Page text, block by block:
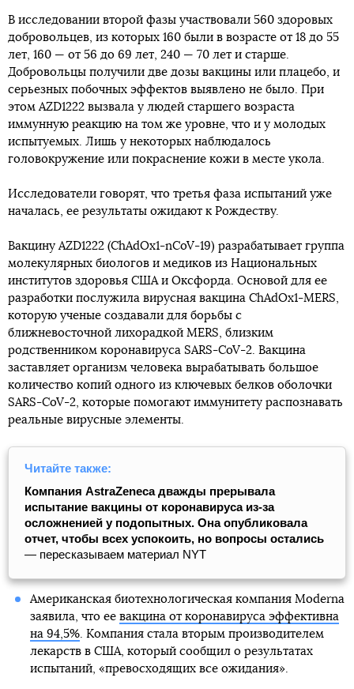
В исследовании второй фазы участвовали 560 здоровых
добровольцев, из которых 160 были в возрасте от 18 до 55
лет, 160 — от 56 до 69 лет, 240 — 70 лет и старше.
Добровольцы получили две дозы вакцины или плацебо, и
серьезных побочных эффектов выявлено не было. При
этом AZD1222 вызвала у людей старшего возраста
иммунную реакцию на том же уровне, что и у молодых
испытуемых. Лишь у некоторых наблюдалось
головокружение или покраснение кожи в месте укола.
Исследователи говорят, что третья фаза испытаний уже
началась, ее результаты ожидают к Рождеству.
Вакцину AZD1222 (ChAdOx1-nCoV-19) разрабатывает группа
молекулярных биологов и медиков из Национальных
институтов здоровья США и Оксфорда. Основой для ее
разработки послужила вирусная вакцина ChAdOx1-MERS,
которую ученые создавали для борьбы с
ближневосточной лихорадкой MERS, близким
родственником коронавируса SARS-CoV-2. Вакцина
заставляет организм человека вырабатывать большое
количество копий одного из ключевых белков оболочки
SARS-CoV-2, которые помогают иммунитету распознавать
реальные вирусные элементы.
Читайте также:
Компания AstraZeneca дважды прерывала
испытание вакцины от коронавируса из-за
осложненией у подопытных. Она опубликовала
отчет, чтобы всех успокоить, но вопросы остались
— пересказываем материал NYT
Американская биотехнологическая компания Moderna
заявила, что ее вакцина от коронавируса эффективна
на 94,5%. Компания стала вторым производителем
лекарств в США, который сообщил о результатах
испытаний, «превосходящих все ожидания».